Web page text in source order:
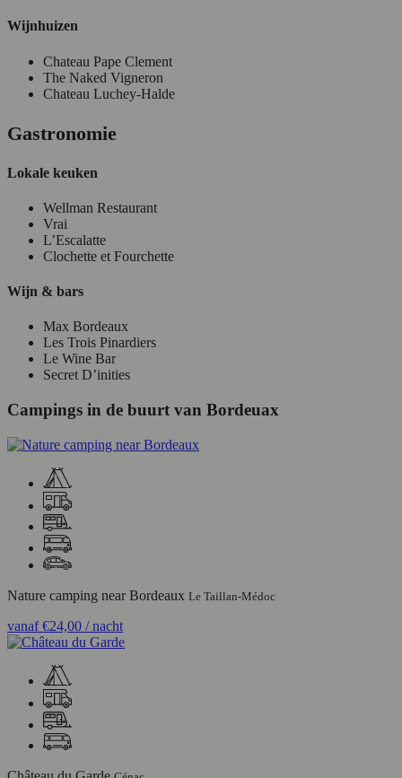
Wijnhuizen
Chateau Pape Clement
The Naked Vigneron
Chateau Luchey-Halde
Gastronomie
Lokale keuken
Wellman Restaurant
Vrai
L’Escalatte
Clochette et Fourchette
Wijn & bars
Max Bordeaux
Les Trois Pinardiers
Le Wine Bar
Secret D’inities
Campings in de buurt van Bordeuax
Nature camping near Bordeaux Le Taillan-Médoc
vanaf€24,00 / nacht